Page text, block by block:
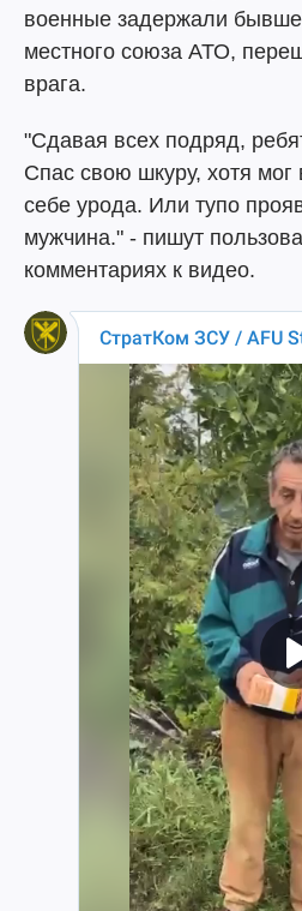
военные задержали
местного союза АТО,
врага.
"Сдавая всех подряд,
Спас свою шкуру, хотя мог
себе урода. Или тупо
мужчина." - пишут
комментариях к видео.